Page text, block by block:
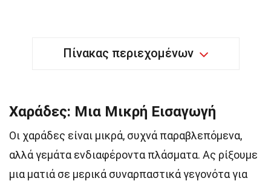
Πίνακας περιεχομένων
Χαράδες: Μια Μικρή Εισαγωγή
Οι χαράδες είναι μικρά, συχνά παραβλεπόμενα,
αλλά γεμάτα ενδιαφέροντα πλάσματα. Ας ρίξουμε
μια ματιά σε μερικά συναρπαστικά γεγονότα για